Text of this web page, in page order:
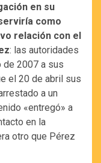
en su
como
relación con el
: las autoridades
de 2007 a sus
el 20 de abril sus
a un
«entregó» a
en la
otro que Pérez